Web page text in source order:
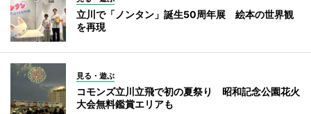
立川で「ノンタン」誕生50周年展 絵本の世界観
を再現
見る・遊ぶ
コモンズ立川立飛で初の夏祭り 昭和記念公園花火
大会無料鑑賞エリアも